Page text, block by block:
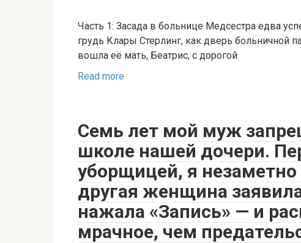
Часть 1: Засада в больнице Медсестра едва
грудь Клары Стерлинг, как дверь больничной
вошла её мать, Беатрис, с дорогой
Read more
Семь лет мой муж
школе нашей дочери.
уборщицей, я
другая женщина
нажала «Запись» — и
мрачное, чем